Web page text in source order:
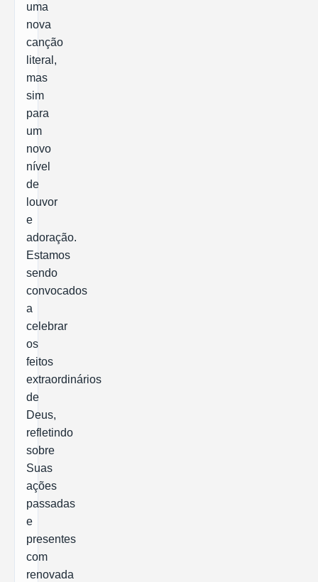
uma
nova
canção
literal,
mas
sim
para
um
novo
nível
de
louvor
e
adoração.
Estamos
sendo
convocados
a
celebrar
os
feitos
extraordinários
de
Deus,
refletindo
sobre
Suas
ações
passadas
e
presentes
com
renovada